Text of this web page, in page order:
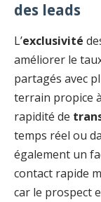
des leads
L’exclusivité
améliorer le
partagés avec
terrain propice
rapidité de
temps réel ou
également un
contact rapide
car le prospect